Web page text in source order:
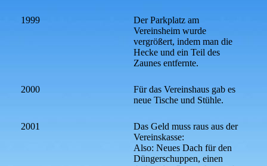
1999
Der Parkplatz am
Vereinsheim wurde
vergrößert, indem man die
Hecke und ein Teil des
Zaunes entfernte.
2000
Für das Vereinshaus gab es
neue Tische und Stühle.
2001
Das Geld muss raus aus der
Vereinskasse:
Also: Neues Dach für den
Düngerschuppen, einen